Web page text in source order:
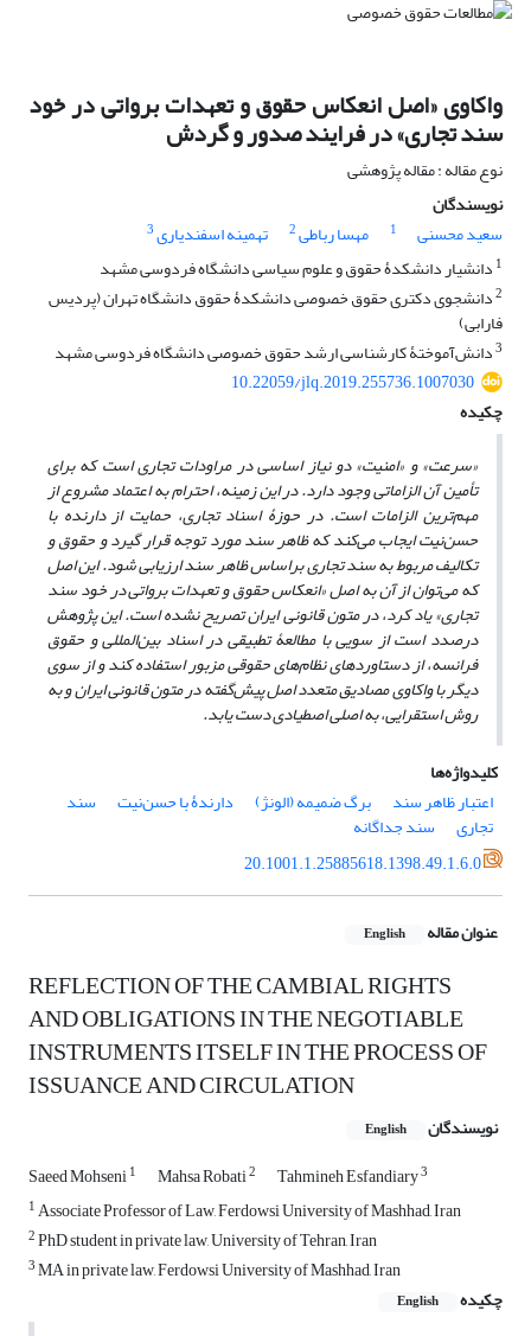
واکاوی «اصل انعکاس حقوق و تعهدات برواتی در خود
سند تجاری» در فرایند صدور و گردش
نوع مقاله : مقاله پژوهشی
نویسندگان
سعید محسنی
1 مهسا رباطی2 تهمینه اسفندیاری3
1 دانشیار دانشکدۀ حقوق و علوم سیاسی دانشگاه فردوسی مشهد
2دانشجوی دکتری حقوق خصوصی دانشکدۀ حقوق دانشگاه تهران (پردیس
فارابی)
3دانش‌آموختۀ کارشناسی ارشد حقوق خصوصی دانشگاه فردوسی مشهد
10.22059/jlq.2019.255736.1007030
چکیده
«سرعت» و «امنیت» دو نیاز اساسی در مراودات تجاری است که برای
تأمین آن الزاماتی وجود دارد. در این زمینه، احترام به اعتماد مشروع از
مهم‌ترین الزامات است. در حوزۀ اسناد تجاری، حمایت از دارنده با
حسن‌نیت ایجاب می‌کند که ظاهر سند مورد توجه قرار گیرد و حقوق و
تکالیف مربوط به سند تجاری براساس ظاهر سند ارزیابی شود. این اصل
که می‌توان از آن به اصل «انعکاس حقوق و تعهدات برواتی در خود سند
تجاری» یاد کرد، در متون قانونی ایران تصریح نشده است. این پژوهش
درصدد است از سویی با مطالعۀ تطبیقی در اسناد بین‌المللی و حقوق
فرانسه، از دستاوردهای نظام‌های حقوقی مزبور استفاده کند و از سوی
دیگر با واکاوی مصادیق متعدد اصل پیش‌گفته در متون قانونی ایران و به
روش استقرایی، به اصلی اصطیادی دست یابد.
کلیدواژه‌ها
اعتبار ظاهر سند
برگ ضمیمه (الونژ) دارندۀ با حسن‌نیت سند
تجاری
سند جداگانه
20.1001.1.25885618.1398.49.1.6.0
عنوان مقاله English
REFLECTION OF THE CAMBIAL RIGHTS
AND OBLIGATIONS IN THE NEGOTIABLE
INSTRUMENTS ITSELF IN THE PROCESS OF
ISSUANCE AND CIRCULATION
نویسندگان English
Saeed Mohseni1 Mahsa Robati2 Tahmineh Esfandiary3
1Associate Professor of Law, Ferdowsi University of Mashhad, Iran
2PhD student in private law, University of Tehran, Iran
3MA in private law, Ferdowsi University of Mashhad, Iran
چکیده
English